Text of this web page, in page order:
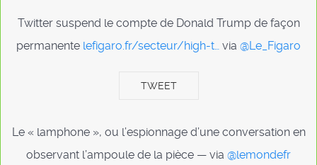
Twitter suspend le compte de Donald Trump de façon
permanente lefigaro.fr/secteur/high-t… via @Le_Figaro
TWEET
Le « lamphone », ou l’espionnage d’une conversation en
observant l’ampoule de la pièce — via @lemondefr